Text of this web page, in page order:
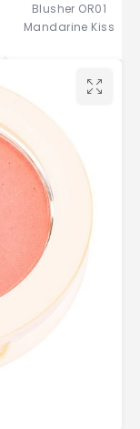
Blusher OR01
Mandarine Kiss